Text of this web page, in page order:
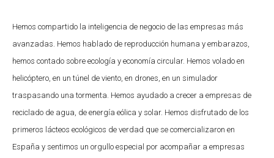
Hemos compartido la inteligencia de negocio de las empresas más
avanzadas. Hemos hablado de reproducción humana y embarazos,
hemos contado sobre ecología y economía circular. Hemos volado en
helicóptero, en un túnel de viento, en drones, en un simulador
traspasando una tormenta. Hemos ayudado a crecer a empresas de
reciclado de agua, de energía eólica y solar. Hemos disfrutado de los
primeros lácteos ecológicos de verdad que se comercializaron en
España y sentimos un orgullo especial por acompañar a empresas